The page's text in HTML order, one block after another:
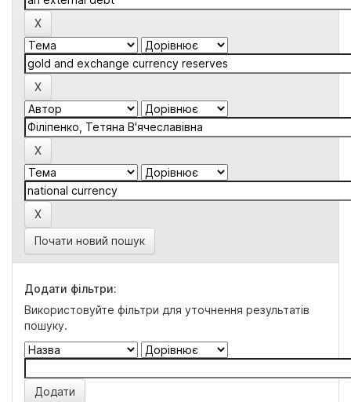
Почати новий пошук
Додати фільтри:
Використовуйте фільтри для уточнення результатів
пошуку.